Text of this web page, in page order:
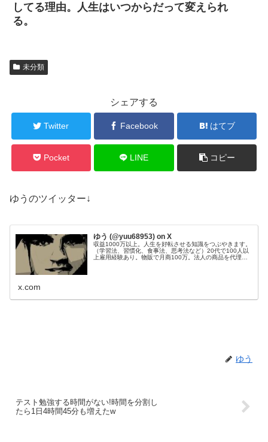
してる理由。人生はいつからだって変えられ
る。
未分類
シェアする
Twitter Facebook はてブ
Pocket LINE コピー
ゆうのツイッター↓
ゆう (@yuu68953) on X
収益1000万以上。人生を好転させる知識をつぶやきます。
（学習法、習慣化、食事法、思考法など）20代で100人以
上雇用経験あり。物販で月商100万。法人の商品を代理販
x.com
ゆう
テスト勉強する時間がない!時間を分割し
たら1日4時間45分も増えたw